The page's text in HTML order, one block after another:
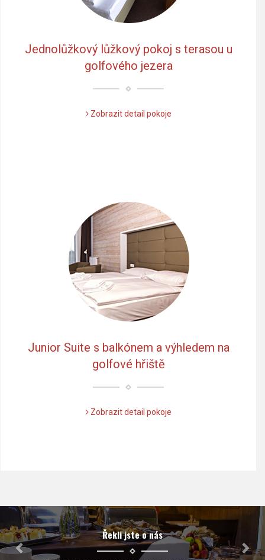
Jednolůžkový lůžkový pokoj s terasou u
golfového jezera
Zobrazit detail pokoje
Junior Suite s balkónem a výhledem na
golfové hřiště
Zobrazit detail pokoje
Řekli jste o nás
Předchozí